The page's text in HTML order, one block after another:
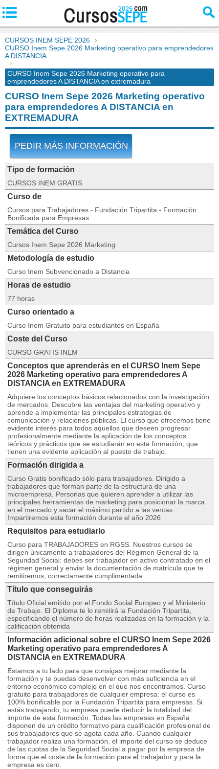
CURSOS INEM SEPE 2026
CURSO Inem Sepe 2026 Marketing operativo para emprendedores
A DISTANCIA
CURSO Inem Sepe 2026 Marketing operativo para
emprendedores A DISTANCIA en extremadura
CURSO Inem Sepe 2026 Marketing operativo
para emprendedores A DISTANCIA en
EXTREMADURA
PEDIR MÁS INFORMACIÓN
Tipo de formación
CURSOS INEM GRATIS
Curso de
Cursos para Trabajadores - Fundación Tripartita - Formación
Bonificada para Empresas
Temática del Curso
Cursos Inem Sepe 2026 Marketing
Metodología de estudio
Curso Inem Subvencionado a Distancia
Horas de estudio
77 horas
Curso orientado a
Curso Inem Gratuito para estudiantes en España
Coste del Curso
CURSO GRATIS INEM
Conceptos que aprenderás en el CURSO Inem Sepe
2026 Marketing operativo para emprendedores A
DISTANCIA en EXTREMADURA
Adquiere los conceptos básicos relacionados con la investigación
de mercados. Descubre las ventajas del marketing operativo y
aprende a implementar las principales estrategias de
comunicación y relaciones públicas. El curso que ofrecemos tiene
evidente interés para todos aquellos que deseen progresar
profesionalmente mediante la aplicación de los conceptos
teóricos y prácticos que se estudiarán en esta formación, que
tienen una evidente aplicación al puesto de trabajo.
Formación dirigida a
Curso Gratis bonificado sólo para trabajadores. Dirigido a
trabajadores que forman parte de la estructura de una
microempresa. Personas que quieren aprender a utilizar las
principales herramientas de marketing para posicionar la marca
en el mercado y sacar el máximo partido a las ventas.
Impartiremos esta formación durante el año 2026
Requisitos para estudiarlo
Curso para TRABAJADORES en RGSS. Nuestros cursos se
dirigen únicamente a trabajadores del Régimen General de la
Seguridad Social: debes ser trabajador en activo contratado en el
régimen general y enviar la documentación de matrícula que te
remitiremos, correctamente cumplimentada
Título que conseguirás
Título Oficial emitido por el Fondo Social Europeo y el Ministerio
de Trabajo. El Diploma te lo remitirá la Fundación Tripartita,
especificando el número de horas realizadas en la formación y la
calificación obtenida
Información adicional sobre el CURSO Inem Sepe 2026
Marketing operativo para emprendedores A
DISTANCIA en EXTREMADURA
Estamos a tu lado para que consigas mejorar mediante la
formación y te puedas desenvolver con más suficiencia en el
entorno económico complejo en el que nos encontramos. Curso
gratuito para trabajadores de cualquier empresa: el curso es
100% bonificable por la Fundación Tripartita para empresas. Si
estás trabajando, tu empresa puede deducir la totalidad del
importe de esta formación. Todas las empresas en España
disponen de un crédito formativo para cualificación profesional de
sus trabajadores que se agota cada año. Cuando cualquier
trabajador realiza una formación, el importe del curso se deduce
de las cuotas de la Seguridad Social a pagar por la empresa de
forma que el coste de la formación para el trabajador y para la
empresa es cero.